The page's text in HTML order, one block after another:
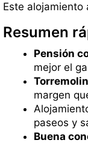
Este alojamiento
Resumen
Pensión
mejor el
margen
paseos y
Buena